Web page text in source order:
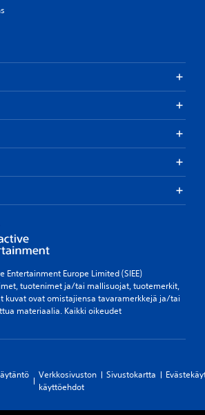
Entertainment Europe Limited (SIEE)
tuotenimet ja/tai mallisuojat, tuotemerkit,
kuvat ovat omistajiensa tavaramerkkejä ja/tai
materiaalia. Kaikki oikeudet
Verkkosivuston
käyttöehdot
Sivustokartta